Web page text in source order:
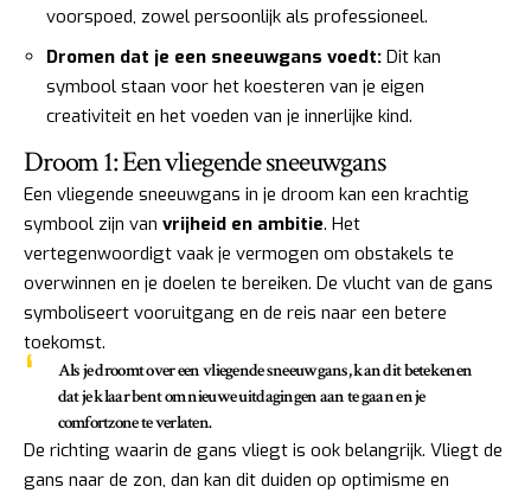
voorspoed, zowel persoonlijk als professioneel.
Dromen dat je een sneeuwgans voedt: Dit kan
symbool staan voor het koesteren van je eigen
creativiteit en het voeden van je innerlijke kind.
Droom 1: Een vliegende sneeuwgans
Een vliegende sneeuwgans in je droom kan een krachtig
symbool zijn van vrijheid en ambitie. Het
vertegenwoordigt vaak je vermogen om obstakels te
overwinnen en je doelen te bereiken. De vlucht van de gans
symboliseert vooruitgang en de reis naar een betere
toekomst.
Als je droomt over een vliegende sneeuwgans, kan dit betekenen
dat je klaar bent om nieuwe uitdagingen aan te gaan en je
comfortzone te verlaten.
De richting waarin de gans vliegt is ook belangrijk. Vliegt de
gans naar de zon, dan kan dit duiden op optimisme en